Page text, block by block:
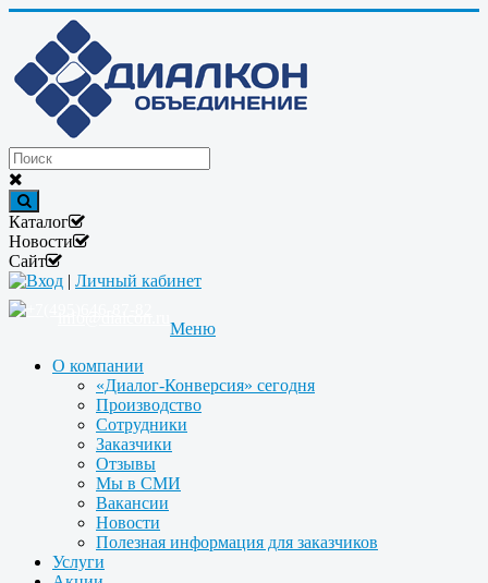
Каталог
Новости
Сайт
Вход | Личный кабинет
Меню
О компании
«Диалог-Конверсия» сегодня
Производство
Сотрудники
Заказчики
Отзывы
Мы в СМИ
Вакансии
Новости
Полезная информация для заказчиков
Услуги